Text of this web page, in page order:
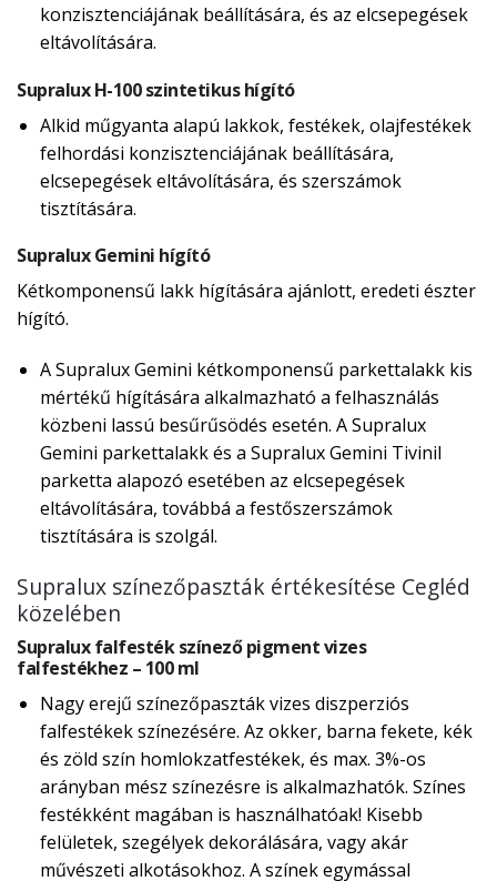
konzisztenciájának beállítására, és az elcsepegések
eltávolítására.
Supralux H-100 szintetikus hígító
Alkid műgyanta alapú lakkok, festékek, olajfestékek
felhordási konzisztenciájának beállítására,
elcsepegések eltávolítására, és szerszámok
tisztítására.
Supralux Gemini hígító
Kétkomponensű lakk hígítására ajánlott, eredeti észter
hígító.
A Supralux Gemini kétkomponensű parkettalakk kis
mértékű hígítására alkalmazható a felhasználás
közbeni lassú besűrűsödés esetén. A Supralux
Gemini parkettalakk és a Supralux Gemini Tivinil
parketta alapozó esetében az elcsepegések
eltávolítására, továbbá a festőszerszámok
tisztítására is szolgál.
Supralux színezőpaszták értékesítése Cegléd
közelében
Supralux falfesték színező pigment vizes
falfestékhez – 100 ml
Nagy erejű színezőpaszták vizes diszperziós
falfestékek színezésére. Az okker, barna fekete, kék
és zöld szín homlokzatfestékek, és max. 3%-os
arányban mész színezésre is alkalmazhatók. Színes
festékként magában is használhatóak! Kisebb
felületek, szegélyek dekorálására, vagy akár
művészeti alkotásokhoz. A színek egymással